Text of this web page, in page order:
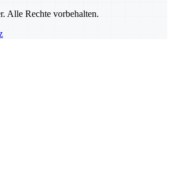
Alle Rechte vorbehalten.